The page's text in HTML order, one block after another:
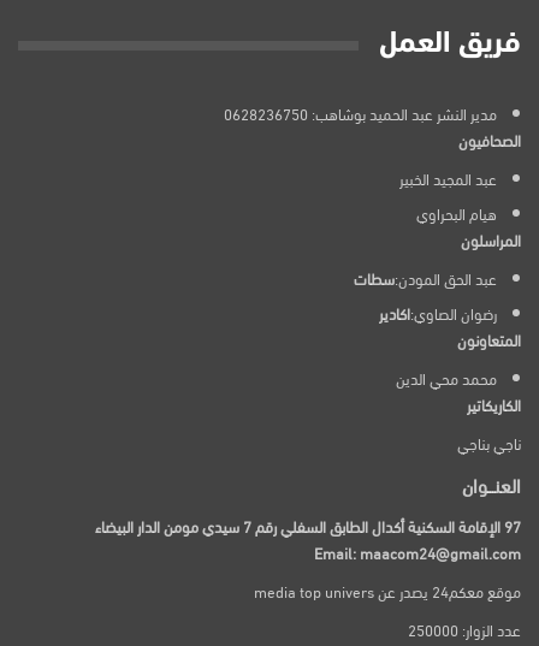
فريق العمل
مدير النشر عبد الحميد بوشاهب: 0628236750
الصحافيون
عبد المجيد الخبير
هيام البحراوي
المراسلون
عبد الحق المودن:سطات
رضوان الصاوي:اكادير
المتعاونون
محمد محي الدين
الكاريكاتير
ناجي بناجي
العنـــوان
97 الإقامة السكنية أكدال الطابق السفلي رقم 7 سيدي مومن الدار البيضاء
Email: maacom24@gmail.com
موقع معكم24 يصدر عن media top univers
عدد الزوار: 250000